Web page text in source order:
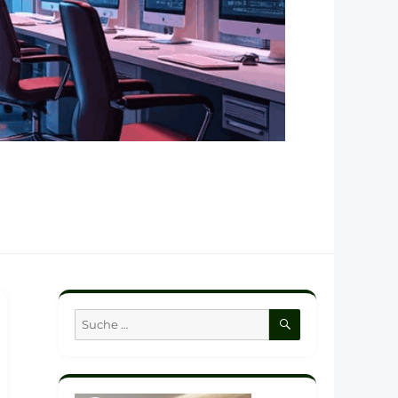
Suche
nach:
SUCHEN